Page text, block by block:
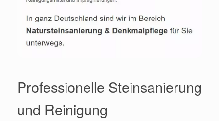
Professionelle Steinsanierung
und Reinigung